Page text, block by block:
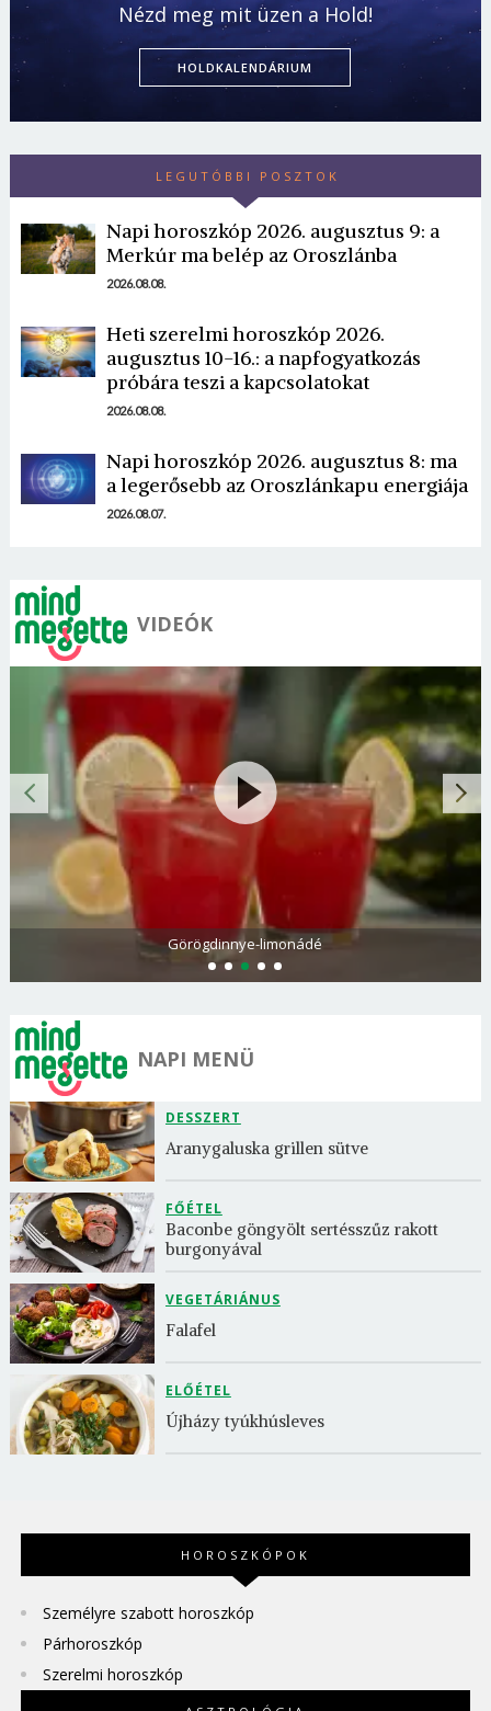
Nézd meg mit üzen a Hold!
HOLDKALENDÁRIUM
LEGUTÓBBI POSZTOK
Napi horoszkóp 2026. augusztus 9: a
Merkúr ma belép az Oroszlánba
2026.08.08.
Heti szerelmi horoszkóp 2026.
augusztus 10-16.: a napfogyatkozás
próbára teszi a kapcsolatokat
2026.08.08.
Napi horoszkóp 2026. augusztus 8: ma
a legerősebb az Oroszlánkapu energiája
2026.08.07.
VIDEÓK
Görögdinnye-limonádé
NAPI MENÜ
DESSZERT
Aranygaluska grillen sütve
FŐÉTEL
Baconbe göngyölt sertésszűz rakott
burgonyával
VEGETÁRIÁNUS
Falafel
ELŐÉTEL
Újházy tyúkhúsleves
HOROSZKÓPOK
Személyre szabott horoszkóp
Párhoroszkóp
Szerelmi horoszkóp
Borsonline bejelentkezés
E-mail cím vagy felhasználónév
Jelszó